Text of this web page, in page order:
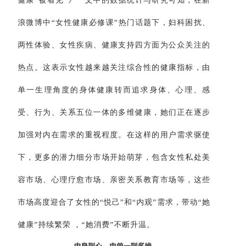
浪微博中“女性健康必修课”热门话题下，妇科困扰、
两性体验、女性疾病、健康支持四方面为公众关注的
热点。这表示女性越来越关注综合性的健康指标，由
单一生理角度的身体健康转而追求身体、心理、感
受、行为、关系五位一体的多维健康，她们正在逐步
加强对内在需求的重视程度。在这样的用户需求驱使
下，更多的潜力细分市场开始萌芽，包含女性私处美
容市场、心理疗愈市场、亲密关系教育市场等，这些
市场高度迎合了女性的“悦己”和“内观”需求，带动“她
健康”持续繁荣 ，“她消费”不断升温。